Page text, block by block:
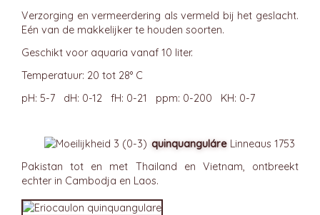
Verzorging en vermeerdering als vermeld bij het geslacht.
Eén van de makkelijker te houden soorten.
Geschikt voor aquaria vanaf 10 liter.
Temperatuur: 20 tot 28° C
pH: 5-7 dH: 0-12 fH: 0-21 ppm: 0-200 KH: 0-7
quinquanguláre Linneaus 1753
Pakistan tot en met Thailand en Vietnam, ontbreekt
echter in Cambodja en Laos.